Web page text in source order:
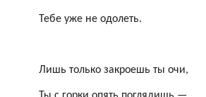
Тебе уже не одолеть.
Лишь только закроешь ты очи,